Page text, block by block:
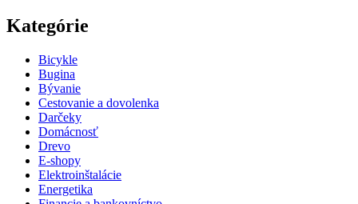
Kategórie
Bicykle
Bugina
Bývanie
Cestovanie a dovolenka
Darčeky
Domácnosť
Drevo
E-shopy
Elektroinštalácie
Energetika